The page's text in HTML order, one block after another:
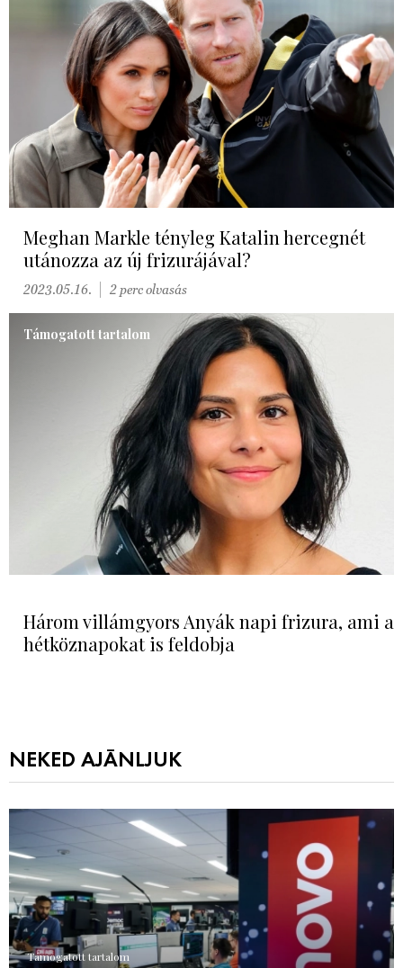
Meghan Markle tényleg Katalin hercegnét
utánozza az új frizurájával?
2023.05.16. 2 perc olvasás
Támogatott tartalom
Három villámgyors Anyák napi frizura, ami a
hétköznapokat is feldobja
NEKED AJÁNLJUK
Támogatott tartalom